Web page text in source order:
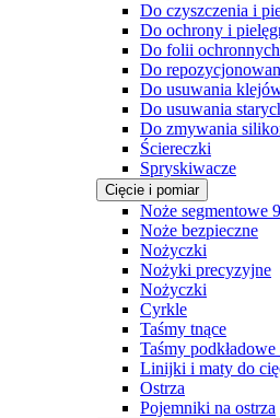
Do czyszczenia i
Do ochrony i
Do folii
Do
Do usuwania
Do usuwania
Do zmywania
Ściereczki
Spryskiwacze
Cięcie i pomiar
Noże segmentowe
Noże bezpieczne
Nożyczki
Nożyki precyzyjne
Nożyczki
Cyrkle
Taśmy tnące
Taśmy
Linijki i maty do
Ostrza
Pojemniki na ostrza